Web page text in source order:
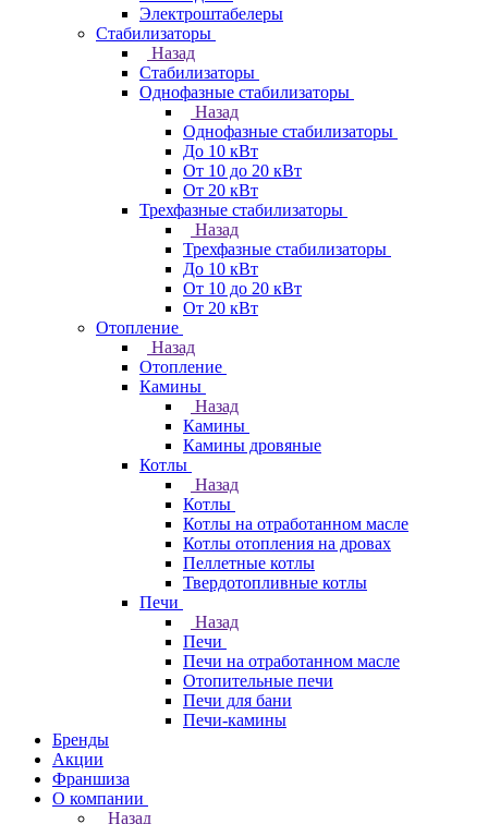
Электроштабелеры
Стабилизаторы
Назад
Стабилизаторы
Однофазные стабилизаторы
Назад
Однофазные стабилизаторы
До 10 кВт
От 10 до 20 кВт
От 20 кВт
Трехфазные стабилизаторы
Назад
Трехфазные стабилизаторы
До 10 кВт
От 10 до 20 кВт
От 20 кВт
Отопление
Назад
Отопление
Камины
Назад
Камины
Камины дровяные
Котлы
Назад
Котлы
Котлы на отработанном масле
Котлы отопления на дровах
Пеллетные котлы
Твердотопливные котлы
Печи
Назад
Печи
Печи на отработанном масле
Отопительные печи
Печи для бани
Печи-камины
Бренды
Акции
Франшиза
О компании
Назад